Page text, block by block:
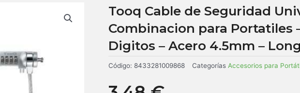
Tooq Cable de Seguridad
Combinacion para Portatiles
Digitos – Acero 4.5mm –
Código: 8433281009868 Categorías Accesorios para